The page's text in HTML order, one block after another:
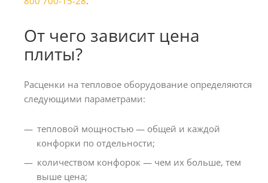
От чего зависит цена
плиты?
Расценки на тепловое оборудование определяются
следующими параметрами:
тепловой мощностью — общей и каждой
конфорки по отдельности;
количеством конфорок — чем их больше, тем
выше цена;